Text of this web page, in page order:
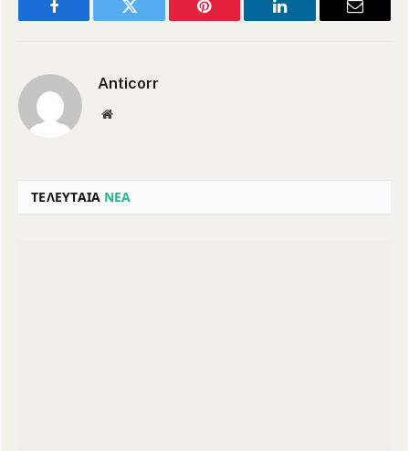
Facebook Twitter Pinterest LinkedIn Email
Anticorr
Website
ΤΕΛΕΥΤΑΙΑ ΝΕΑ